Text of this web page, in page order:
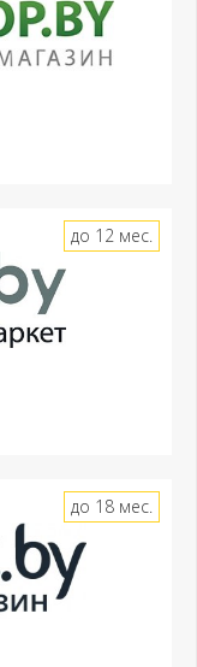
до 12 мес.
до 18 мес.